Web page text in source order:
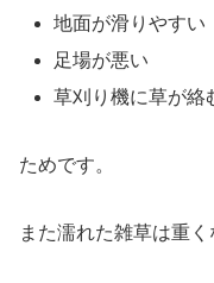
地面が滑りやすい
足場が悪い
草刈り機に草が絡
ためです。
また濡れた雑草は重